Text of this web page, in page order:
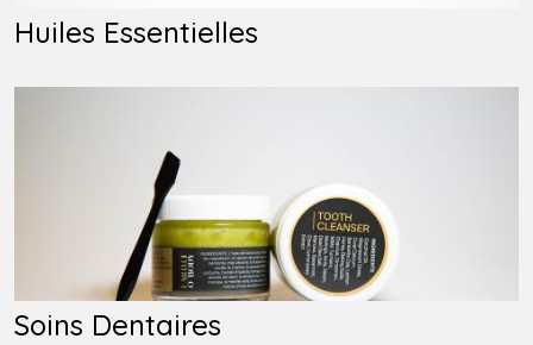
Huiles Essentielles
Soins Dentaires